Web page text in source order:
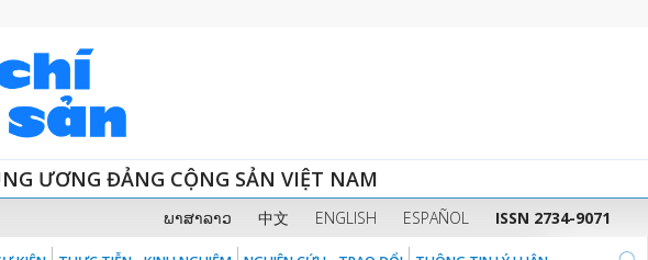
ƯƠNG ĐẢNG CỘNG SẢN VIỆT NAM
ພາສາລາວ 中文 ENGLISH ESPAÑOL ISSN 2734-9071